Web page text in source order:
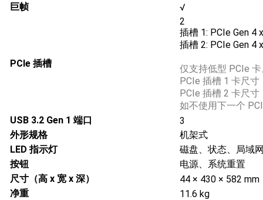
巨帧
√
PCIe 插槽
2
插槽 1: PCIe Gen 4
插槽 2: PCIe Gen 4
仅支持低型 PCIe
PCIe 插槽 1 卡尺寸
PCIe 插槽 2 卡尺寸
如不使用下一个
USB 3.2 Gen 1 端口
3
外形规格
机架式
LED 指示灯
磁盘、状态、局域
按钮
电源、系统重置
尺寸（高 x 宽 x 深）
44 × 430 × 582 mm
净重
11.6 kg